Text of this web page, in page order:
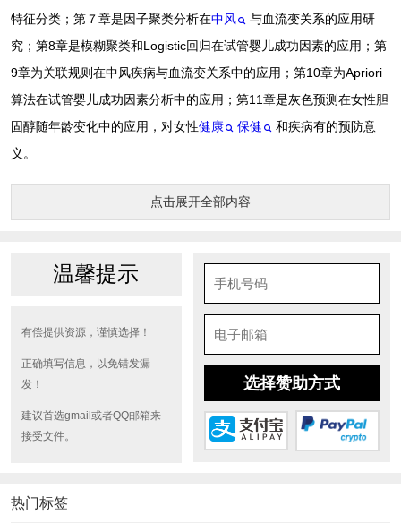
特征分类；第７章是因子聚类分析在中风
与血流变关系的应用研
究；第8章是模糊聚类和Logistic回归在试管婴儿成功因素的应用；第
9章为关联规则在中风疾病与血流变关系中的应用；第10章为Apriori
算法在试管婴儿成功因素分析中的应用；第11章是灰色预测在女性胆
固醇随年龄变化中的应用，对女性健康 保健
和疾病有的预防意
义。
点击展开全部内容
温馨提示
有偿提供资源，谨慎选择！
正确填写信息，以免错发漏
发！
建议首选gmail或者QQ邮箱来
接受文件。
选择赞助方式
热门标签